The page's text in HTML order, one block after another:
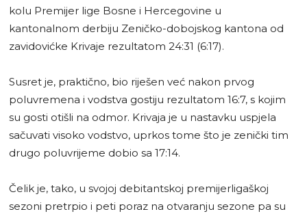
kolu Premijer lige Bosne i Hercegovine u
kantonalnom derbiju Zeničko-dobojskog kantona od
zavidovićke Krivaje rezultatom 24:31 (6:17).
Susret je, praktično, bio riješen već nakon prvog
poluvremena i vodstva gostiju rezultatom 16:7, s kojim
su gosti otišli na odmor. Krivaja je u nastavku uspjela
sačuvati visoko vodstvo, uprkos tome što je zenički tim
drugo poluvrijeme dobio sa 17:14.
Čelik je, tako, u svojoj debitantskoj premijerligaškoj
sezoni pretrpio i peti poraz na otvaranju sezone pa su